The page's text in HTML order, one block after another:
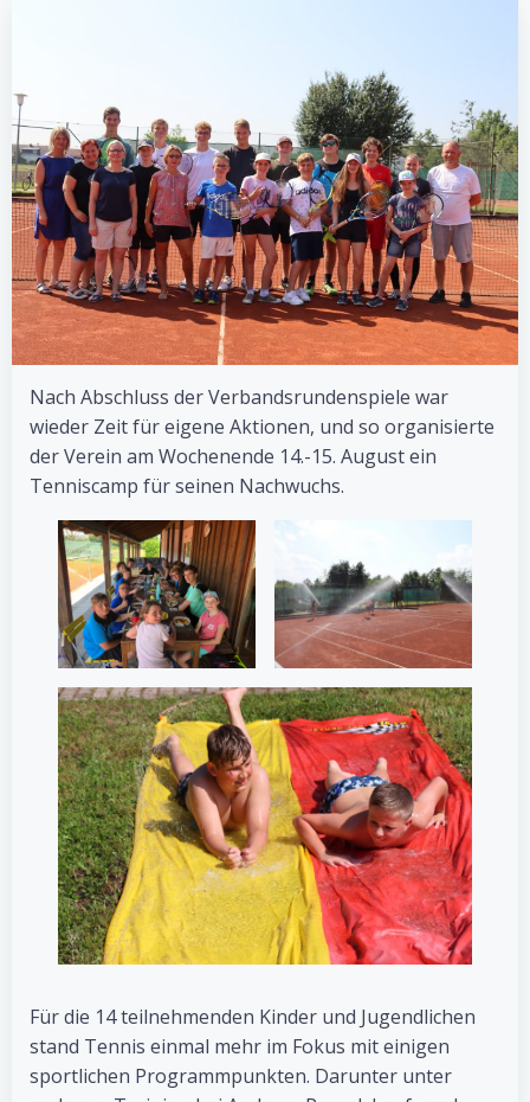
Nach Abschluss der Verbandsrundenspiele war
wieder Zeit für eigene Aktionen, und so organisierte
der Verein am Wochenende 14.-15. August ein
Tenniscamp für seinen Nachwuchs.
Für die 14 teilnehmenden Kinder und Jugendlichen
stand Tennis einmal mehr im Fokus mit einigen
sportlichen Programmpunkten. Darunter unter